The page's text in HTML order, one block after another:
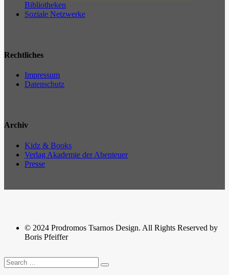
Bibliotheken
Soziale Netzwerke
Rechtliches
Impressum
Datenschutz
Archiv
Kidz & Books
Verlag Akademie der Abenteuer
Presse
© 2024 Prodromos Tsarnos Design. All Rights Reserved by
Boris Pfeiffer